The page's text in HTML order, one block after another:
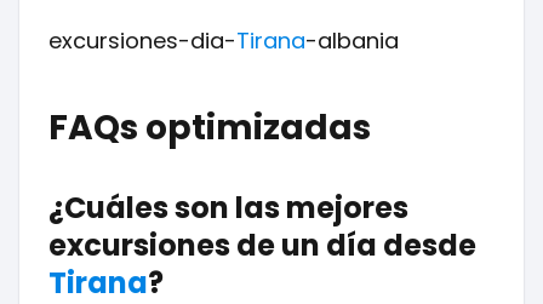
excursiones-dia-Tirana-albania
FAQs optimizadas
¿Cuáles son las mejores
excursiones de un día desde
Tirana?